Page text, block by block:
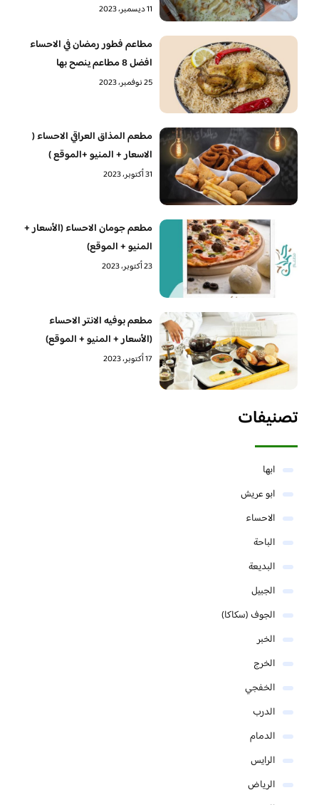
11 ديسمبر، 2023
مطاعم فطور رمضان في الاحساء
افضل 8 مطاعم ينصح بها
25 نوفمبر، 2023
مطعم المذاق العراقي الاحساء (
الاسعار + المنيو +الموقع )
31 أكتوبر، 2023
مطعم جومان الاحساء (الأسعار +
المنيو + الموقع)
23 أكتوبر، 2023
مطعم بوفيه الانتر الاحساء
(الأسعار + المنيو + الموقع)
17 أكتوبر، 2023
تصنيفات
ابها
ابو عريش
الاحساء
الباحة
البديعة
الجبيل
الجوف (سكاكا)
الخبر
الخرج
الخفجي
الدرب
الدمام
الرايس
الرياض